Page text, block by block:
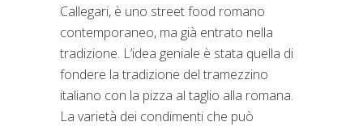
Callegari, è uno street food romano
contemporaneo, ma già entrato nella
tradizione. L’idea geniale è stata quella di
fondere la tradizione del tramezzino
italiano con la pizza al taglio alla romana.
La varietà dei condimenti che può